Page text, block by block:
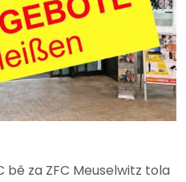
bě za ZFC Meuselwitz tola